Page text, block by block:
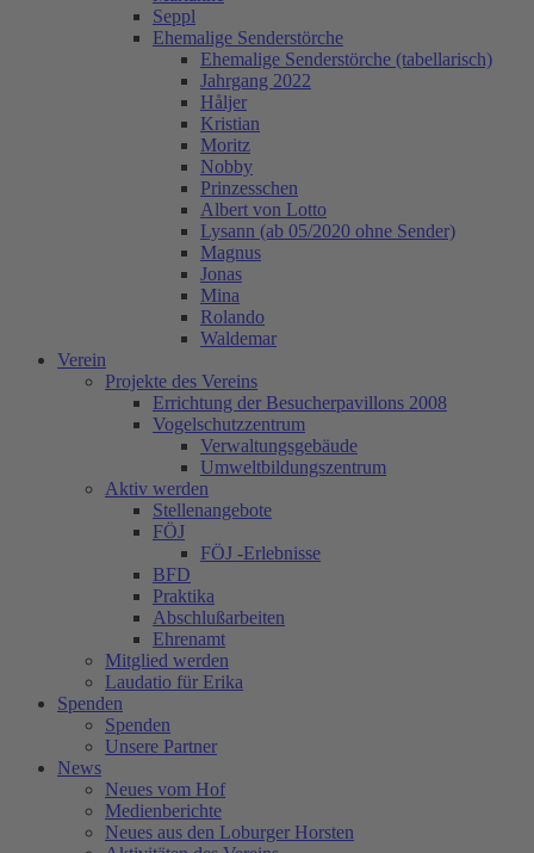
Seppl
Ehemalige Senderstörche
Ehemalige Senderstörche (tabellarisch)
Jahrgang 2022
Håljer
Kristian
Moritz
Nobby
Prinzesschen
Albert von Lotto
Lysann (ab 05/2020 ohne Sender)
Magnus
Jonas
Mina
Rolando
Waldemar
Verein
Projekte des Vereins
Errichtung der Besucherpavillons 2008
Vogelschutzzentrum
Verwaltungsgebäude
Umweltbildungszentrum
Aktiv werden
Stellenangebote
FÖJ
FÖJ -Erlebnisse
BFD
Praktika
Abschlußarbeiten
Ehrenamt
Mitglied werden
Laudatio für Erika
Spenden
Spenden
Unsere Partner
News
Neues vom Hof
Medienberichte
Neues aus den Loburger Horsten